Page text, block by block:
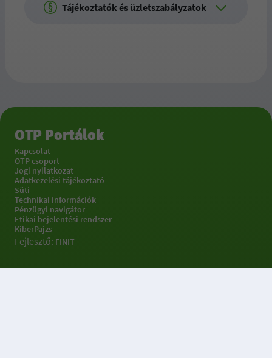
Tájékoztatók és üzletszabályzatok
OTP Portálok
Kapcsolat
OTP csoport
Jogi nyilatkozat
Adatkezelési tájékoztató
Süti
Technikai információk
Pénzügyi navigátor
Etikai bejelentési rendszer
KiberPajzs
Fejlesztő: FINIT